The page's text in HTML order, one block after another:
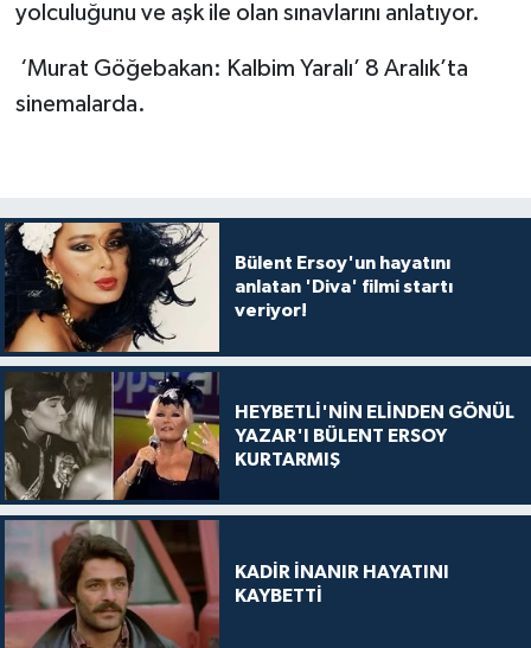
yolculuğunu ve aşk ile olan sınavlarını anlatıyor.
‘Murat Göğebakan: Kalbim Yaralı’ 8 Aralık’ta
sinemalarda.
Bülent Ersoy'un hayatını
anlatan 'Diva' filmi startı
veriyor!
HEYBETLİ'NİN ELİNDEN GÖNÜL
YAZAR'I BÜLENT ERSOY
KURTARMIŞ
KADİR İNANIR HAYATINI
KAYBETTİ